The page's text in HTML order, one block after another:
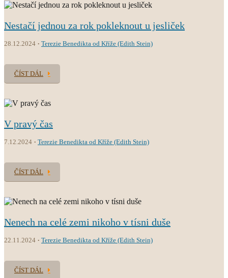
Nestačí jednou za rok pokleknout u jesliček
28.12.2024 Terezie Benedikta od Kříže (Edith Stein)
ČÍST DÁL
V pravý čas
7.12.2024 Terezie Benedikta od Kříže (Edith Stein)
ČÍST DÁL
Nenech na celé zemi nikoho v tísni duše
22.11.2024 Terezie Benedikta od Kříže (Edith Stein)
ČÍST DÁL